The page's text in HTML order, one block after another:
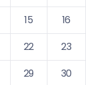
15
16
22
23
29
30